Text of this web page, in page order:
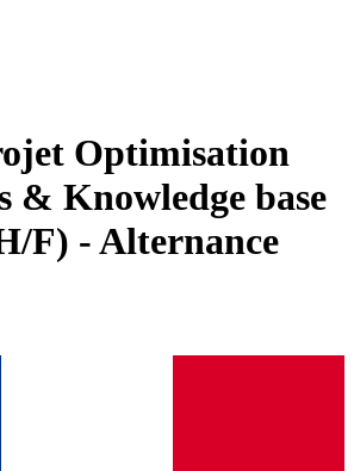
Optimisation
& Knowledge base
F) - Alternance